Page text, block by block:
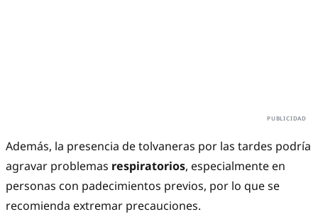
Además, la presencia de tolvaneras por las tardes podría
agravar problemas respiratorios, especialmente en
personas con padecimientos previos, por lo que se
recomienda extremar precauciones.